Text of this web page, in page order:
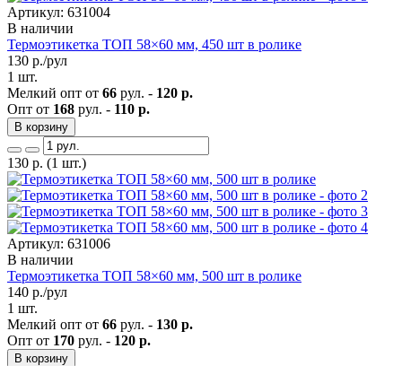
Артикул: 631004
В наличии
Термоэтикетка ТОП 58×60 мм, 450 шт в ролике
130 р./рул
1 шт.
Мелкий опт от 66 рул. - 120 р.
Опт от 168 рул. - 110 р.
В корзину
130 р. (1 шт.)
Артикул: 631006
В наличии
Термоэтикетка ТОП 58×60 мм, 500 шт в ролике
140 р./рул
1 шт.
Мелкий опт от 66 рул. - 130 р.
Опт от 170 рул. - 120 р.
В корзину